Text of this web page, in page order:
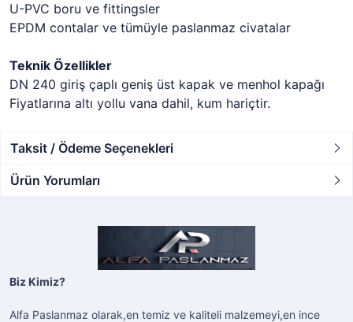
U-PVC boru ve fittingsler
EPDM contalar ve tümüyle paslanmaz civatalar
Teknik Özellikler
DN 240 giriş çaplı geniş üst kapak ve menhol kapağı
Fiyatlarına altı yollu vana dahil, kum hariçtir.
Taksit / Ödeme Seçenekleri
Ürün Yorumları
Biz Kimiz?
Alfa Paslanmaz olarak,en temiz ve kaliteli malzemeyi,en ince